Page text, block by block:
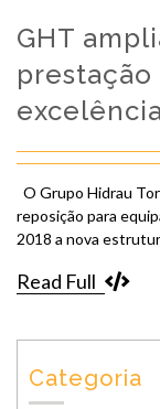
GHT
O Grupo Hidrau
reposição para
2018 a nova
Read Full
Categoria